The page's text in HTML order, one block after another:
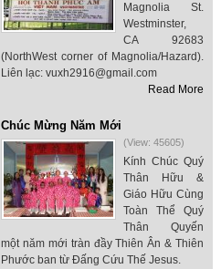
Magnolia St.
Westminster,
CA 92683
(NorthWest corner of Magnolia/Hazard).
Liên lạc: vuxh2916@gmail.com
Read More
Chúc Mừng Năm Mới
(View: 45605)
Kính Chúc Quý
Thân Hữu &
Giáo Hữu Cùng
Toàn Thể Quý
Thân Quyến
một năm mới tràn đầy Thiên Ân & Thiên
Phước ban từ Đấng Cứu Thế Jesus.